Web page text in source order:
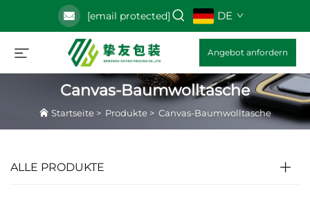
[email protected] DE
Angebot anfordern
Canvas-Baumwolltasche
Startseite > Produkte > Canvas-Baumwolltasche
ALLE PRODUKTE